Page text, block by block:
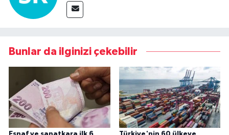
Bunlar da ilginizi çekebilir